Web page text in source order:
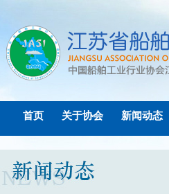
首页 关于协会 新闻动态